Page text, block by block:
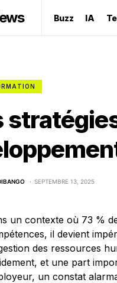
Buzz IA
SEPTEMBRE 13, 2025
un contexte où 73 %
il devient
des ressources
et une part
un constat